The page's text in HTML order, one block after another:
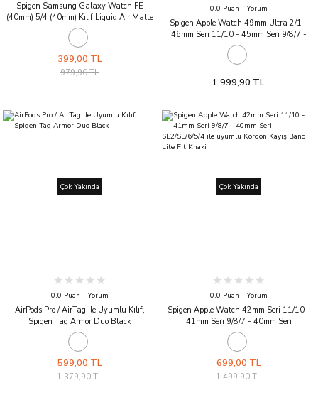
Spigen Samsung Galaxy Watch FE
(40mm) 5/4 (40mm) Kılıf Liquid Air Matte
Black
399,00 TL
979,90 TL
0.0 Puan - Yorum
Spigen Apple Watch 49mm Ultra 2/1 -
46mm Seri 11/10 - 45mm Seri 9/8/7 -
44mm Seri SE2/SE/6/5/4 ile uyumlu
Kordon Kayış Rugged Band Matte Black
1.999,90 TL
Çok Yakında
0.0 Puan - Yorum
AirPods Pro / AirTag ile Uyumlu Kılıf,
Spigen Tag Armor Duo Black
599,00 TL
1.379,90 TL
Çok Yakında
0.0 Puan - Yorum
Spigen Apple Watch 42mm Seri 11/10 -
41mm Seri 9/8/7 - 40mm Seri
SE2/SE/6/5/4 ile uyumlu Kordon Kayış
Band Lite Fit Khaki
699,00 TL
1.499,90 TL